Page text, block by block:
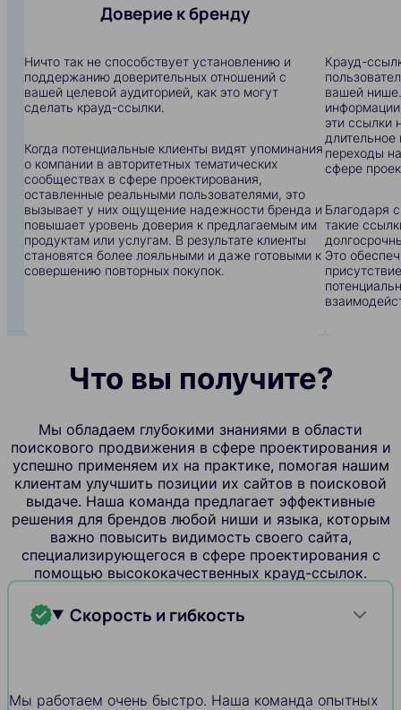
Доверие к бренду
Ничто так не способствует установлению и
поддержанию доверительных отношений с
вашей целевой аудиторией, как это могут
сделать крауд-ссылки.
Когда потенциальные клиенты видят упоминания
о компании в авторитетных тематических
сообществах в сфере проектирования,
оставленные реальными пользователями, это
вызывает у них ощущение надежности бренда и
повышает уровень доверия к предлагаемым им
продуктам или услугам. В результате клиенты
становятся более лояльными и даже готовыми к
совершению повторных покупок.
Крауд-
вашей
эти ссылки
переходы
сфере
Благодаря
такие
Это
Что вы получите?
Мы обладаем глубокими знаниями в области
поискового продвижения в сфере проектирования и
успешно применяем их на практике, помогая нашим
клиентам улучшить позиции их сайтов в поисковой
выдаче. Наша команда предлагает эффективные
решения для брендов любой ниши и языка, которым
важно повысить видимость своего сайта,
специализирующегося в сфере проектирования с
помощью высококачественных крауд-ссылок.
Скорость и гибкость
Мы работаем очень быстро. Наша команда опытных